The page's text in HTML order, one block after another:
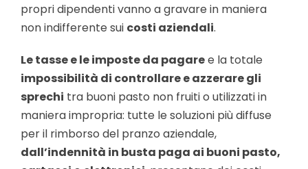
propri dipendenti vanno a gravare in maniera
non indifferente sui costi aziendali.
Le tasse e le imposte da pagaree la totale
impossibilità di controllare e azzerare gli
sprechi tra buoni pasto non fruiti o utilizzati in
maniera impropria: tutte le soluzioni più diffuse
per il rimborso del pranzo aziendale,
dall’indennità in busta paga ai buoni pasto,